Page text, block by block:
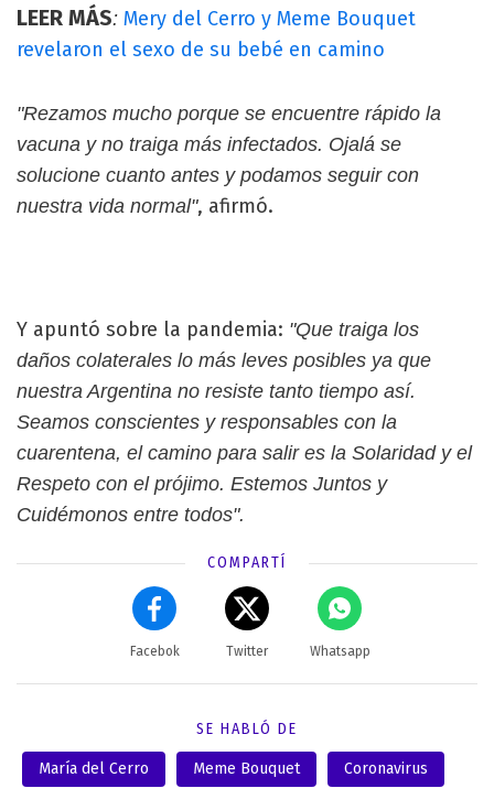
LEER MÁS: Mery del Cerro y Meme Bouquet
revelaron el sexo de su bebé en camino
"Rezamos mucho porque se encuentre rápido la
vacuna y no traiga más infectados. Ojalá se
solucione cuanto antes y podamos seguir con
nuestra vida normal", afirmó.
Y apuntó sobre la pandemia: "Que traiga los
daños colaterales lo más leves posibles ya que
nuestra Argentina no resiste tanto tiempo así.
Seamos conscientes y responsables con la
cuarentena, el camino para salir es la Solaridad y el
Respeto con el prójimo. Estemos Juntos y
Cuidémonos entre todos".
COMPARTÍ
Facebok Twitter Whatsapp
SE HABLÓ DE
María del Cerro Meme Bouquet Coronavirus